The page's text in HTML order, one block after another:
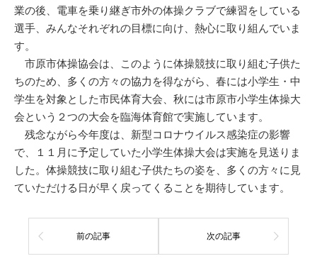
業の後、電車を乗り継ぎ市外の体操クラブで練習をしている
選手、みんなそれぞれの目標に向け、熱心に取り組んでいま
す。
市原市体操協会は、このように体操競技に取り組む子供た
ちのため、多くの方々の協力を得ながら、春には小学生・中
学生を対象とした市民体育大会、秋には市原市小学生体操大
会という２つの大会を臨海体育館で実施しています。
残念ながら今年度は、新型コロナウイルス感染症の影響
で、１１月に予定していた小学生体操大会は実施を見送りま
した。体操競技に取り組む子供たちの姿を、多くの方々に見
ていただける日が早く戻ってくることを期待しています。
前の記事 次の記事